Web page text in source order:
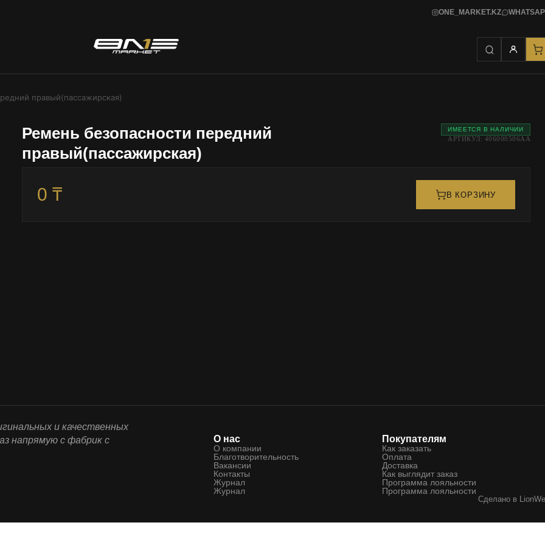
ONE_MARKET.KZ
правый(пассажирская)
Ремень безопасности передний
правый(пассажирская)
ИМЕЕТСЯ В НАЛИЧИИ
АРТИКУЛ: 406000506AA
0 ₸ В КОРЗИНУ
и качественных
напрямую с фабрик с
О нас
О компании
Благотворительность
Вакансии
Контакты
Журнал
Журнал
Покупателям
Как заказать
Оплата
Доставка
Как выглядит заказ
Программа лояльности
Программа лояльности
Сделано в